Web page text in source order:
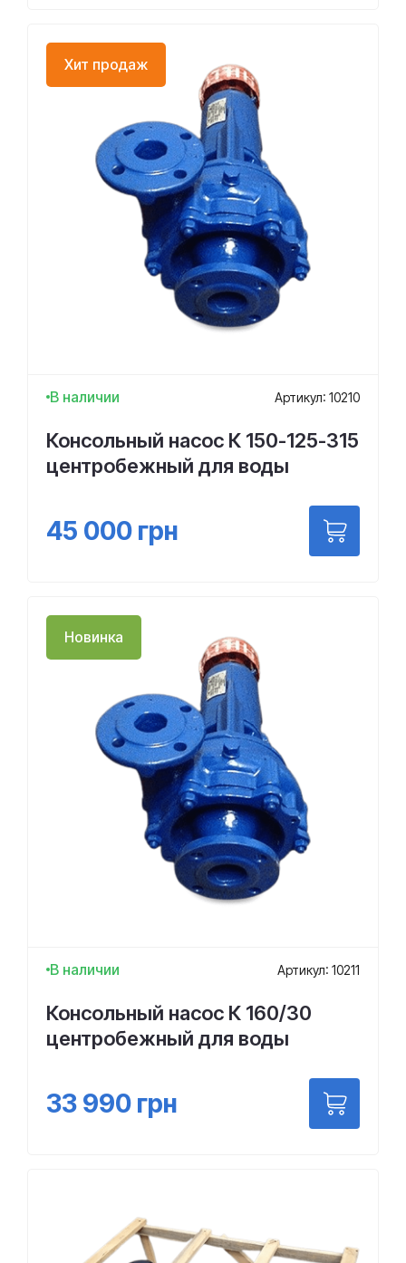
Хит продаж
В наличии Артикул: 10210
Консольный насос К 150-125-315
центробежный для воды
45 000 грн
Новинка
В наличии Артикул: 10211
Консольный насос К 160/30
центробежный для воды
33 990 грн